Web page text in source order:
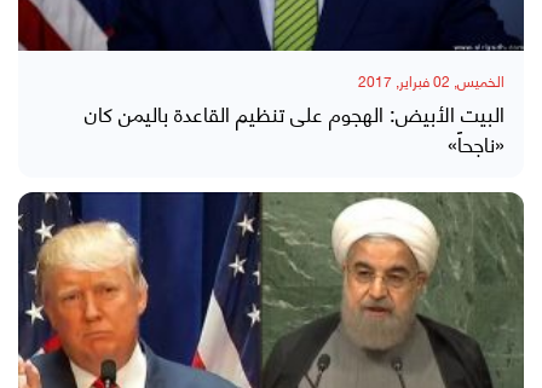
الخميس, 02 فبراير, 2017
البيت الأبيض: الهجوم على تنظيم القاعدة باليمن كان
«ناجحاً»